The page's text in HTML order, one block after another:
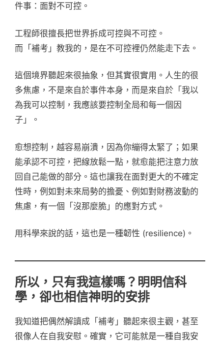
件事：面對不可控。
工程師很擅長把世界拆成可控與不可控。
而「補考」教我的，是在不可控裡仍然能走下去。
這個境界聽起來很抽象，但其實很實用。人生的很
多焦慮，不是來自於事件本身，而是來自於「我以
為我可以控制，我應該要控制全局和每一個因
子」。
愈想控制，越容易崩潰，因為你繃得太緊了；如果
能承認不可控，把線放鬆一點，就愈能把注意力放
回自己能做的部分。這也讓我在面對更大的不確定
性時，例如對未來局勢的擔憂、例如對財務波動的
焦慮，有一個「沒那麼脆」的應對方式。
用科學來說的話，這也是一種韌性 (resilience)。
所以，只有我這樣嗎？明明信科
學，卻也相信神明的安排
我知道把偶然解讀成「補考」聽起來很主觀，甚至
很像人在自我安慰。確實，它可能就是一種自我安